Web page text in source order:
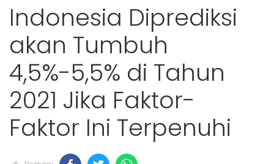
Indonesia Diprediksi
akan Tumbuh
4,5%-5,5% di Tahun
2021 Jika Faktor-
Faktor Ini Terpenuhi